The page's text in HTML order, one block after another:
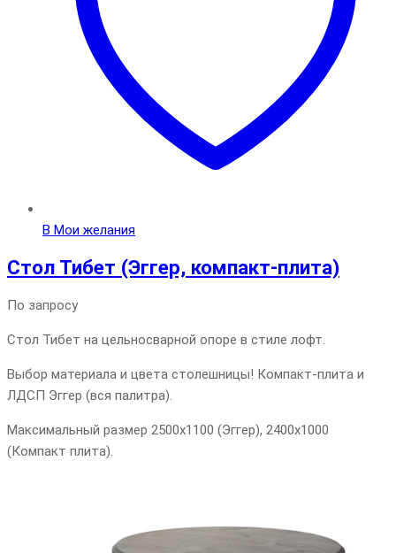
В Мои желания
Стол Тибет (Эггер, компакт-плита)
По запросу
Стол Тибет на цельносварной опоре в стиле лофт.
Выбор материала и цвета столешницы! Компакт-плита и
ЛДСП Эггер (вся палитра).
Максимальный размер 2500х1100 (Эггер), 2400х1000
(Компакт плита).